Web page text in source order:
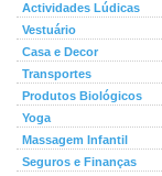
Actividades Lúdicas
Vestuário
Casa e Decor
Transportes
Produtos Biológicos
Yoga
Massagem Infantil
Seguros e Finanças